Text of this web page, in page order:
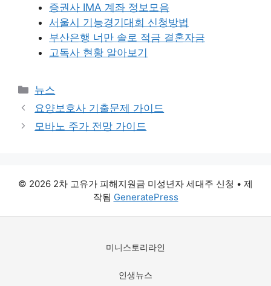
증권사 IMA 계좌 정보모음
서울시 기능경기대회 신청방법
부산은행 너만 솔로 적금 결혼자금
고독사 현황 알아보기
카
테
리
뉴스
요양보호사 기출문제 가이드
모바노 주가 전망 가이드
© 2026 2차 고유가 피해지원금 미성년자 세대주 신청 • 제
작됨 GeneratePress
미니스토리라인
인생뉴스